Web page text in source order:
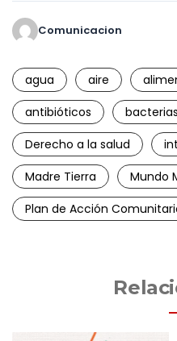
Comunicacion
agua aire
antibióticos
bacterias
Derecho a la salud
Madre Tierra
Mundo
Plan de Acción